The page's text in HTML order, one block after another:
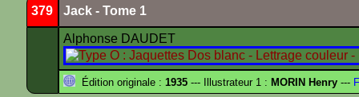
379 Jack - Tome 1
Alphonse DAUDET
Édition originale : 1935 --- Illustrateur 1 : MORIN Henry ---